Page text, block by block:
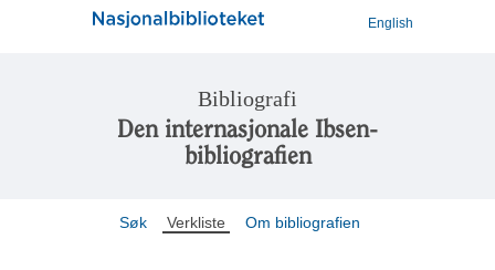
English
Bibliografi
Den internasjonale Ibsen-
bibliografien
Søk Verkliste Om bibliografien